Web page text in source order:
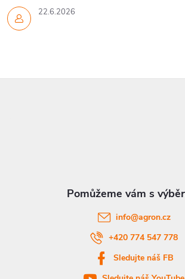
22.6.2026
info@agron.cz
+420 774 547 778
Sledujte náš FB